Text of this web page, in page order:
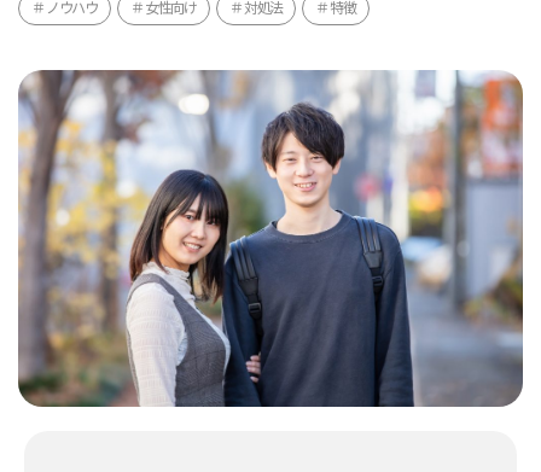
ノウハウ 女性向け 対処法 特徴